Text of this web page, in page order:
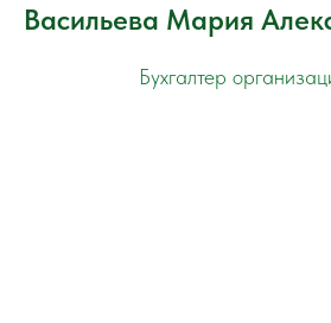
Васильева Мария
Бухгалтер